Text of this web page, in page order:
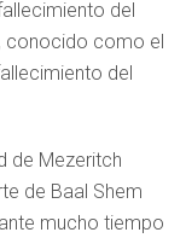
del
conocido como el
del
de Mezeritch
de Baal Shem
mucho tiempo